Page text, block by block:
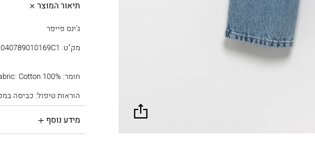
שתף
תיאור המוצר
מידע נוסף
ג’ינס פייפר
מק"ט:
חומר: Main Fabric: Cotton 100%,
הוראות טיפול: כביסה